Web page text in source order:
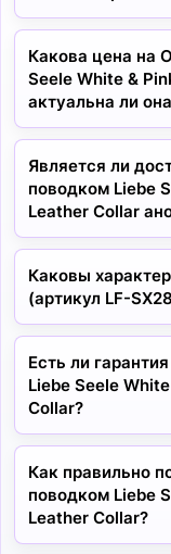
Какова цена на
Seele White &
актуальна ли
Является ли
поводком Liebe
Leather Collar
Каковы
(артикул LF-
Есть ли
Liebe Seele
Collar?
Как правильно
поводком Liebe
Leather Collar?